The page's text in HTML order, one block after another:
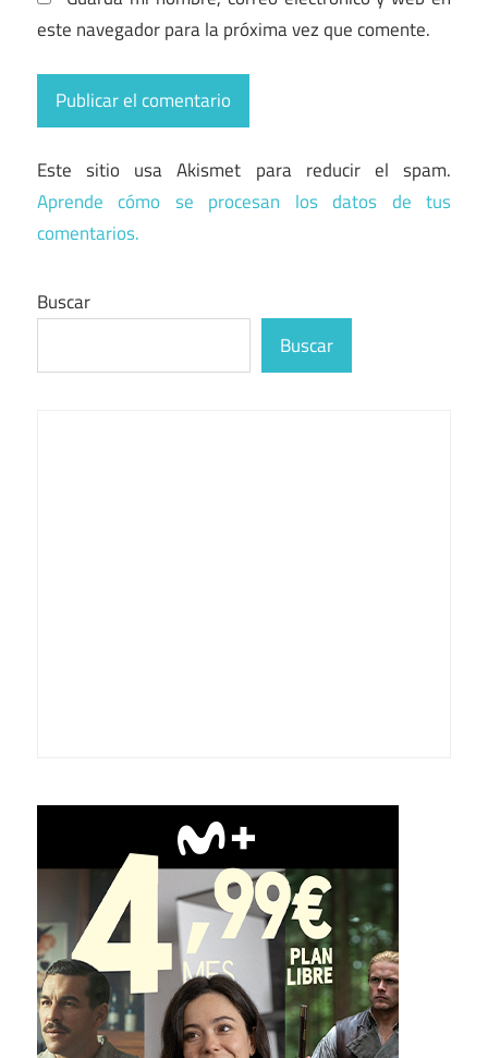
este navegador para la próxima vez que comente.
Este sitio usa Akismet para reducir el spam.
Aprende cómo se procesan los datos de tus
comentarios.
Buscar
Buscar